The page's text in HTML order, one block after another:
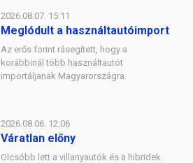
2026.08.07. 15:11
Meglódult a használtautóimport
Az erős forint rásegített, hogy a
korábbinál több használtautót
importáljanak Magyarországra.
2026.08.06. 12:06
Váratlan előny
Olcsóbb lett a villanyautók és a hibridek